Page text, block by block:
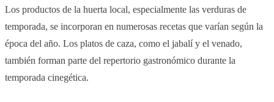
Los productos de la huerta local, especialmente las verduras de
temporada, se incorporan en numerosas recetas que varían según la
época del año. Los platos de caza, como el jabalí y el venado,
también forman parte del repertorio gastronómico durante la
temporada cinegética.